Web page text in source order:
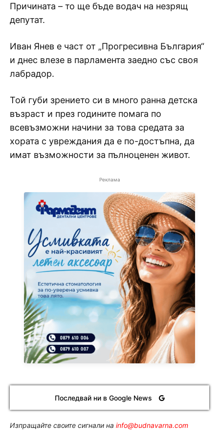
Причината – то ще бъде водач на незрящ
депутат.
Иван Янев е част от „Прогресивна България“
и днес влезе в парламента заедно със своя
лабрадор.
Той губи зрението си в много ранна детска
възраст и през годините помага по
всевъзможни начини за това средата за
хората с увреждания да е по-достъпна, да
имат възможности за пълноценен живот.
Реклама
Последвай ни в Google News
Изпращайте своите сигнали на info@budnavarna.com